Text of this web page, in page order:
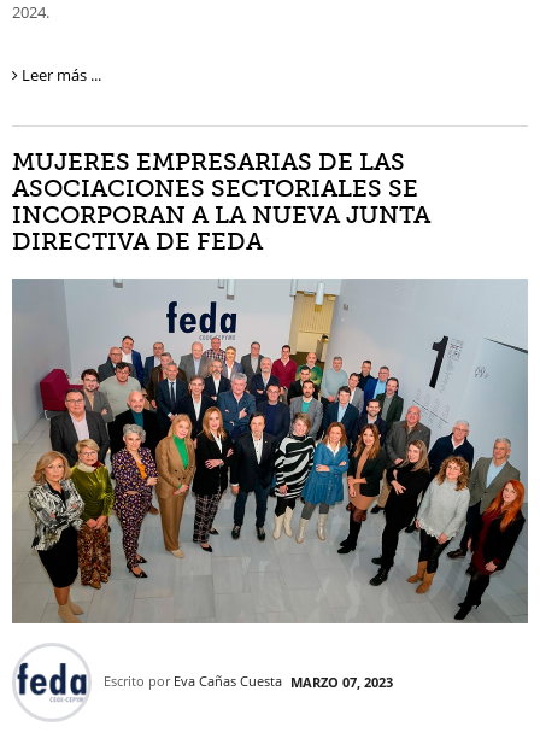
Servicios
Valor añadido
Formación
Contacto
2024.
Leer más ...
MUJERES EMPRESARIAS DE LAS
ASOCIACIONES SECTORIALES SE
INCORPORAN A LA NUEVA JUNTA
DIRECTIVA DE FEDA
Escrito por Eva Cañas Cuesta MARZO 07, 2023